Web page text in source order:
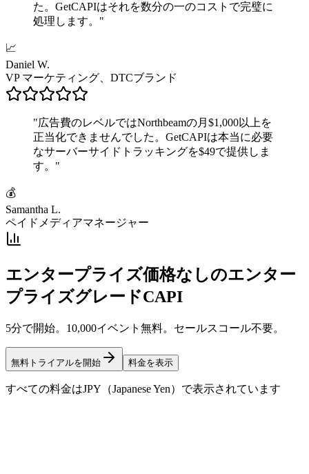
た。GetCAPIはそれを数分の一のコストで完璧に
処理します。 "
📈
Daniel W.
VP マーケティング、DTCブランド
"広告費のレベルではNorthbeamの月$1,000以上を
正当化できませんでした。GetCAPIは本当に必要
なサーバーサイドトラッキングを$49で提供しま
す。 "
💰
Samantha L.
ペイドメディアマネージャー
エンタープライズ価格なしのエンター
プライズグレードCAPI
5分で開始。10,000イベント無料。セールスコール不要。
無料トライアルを開始 料金を表示
すべての料金はJPY（Japanese Yen）で表示されています